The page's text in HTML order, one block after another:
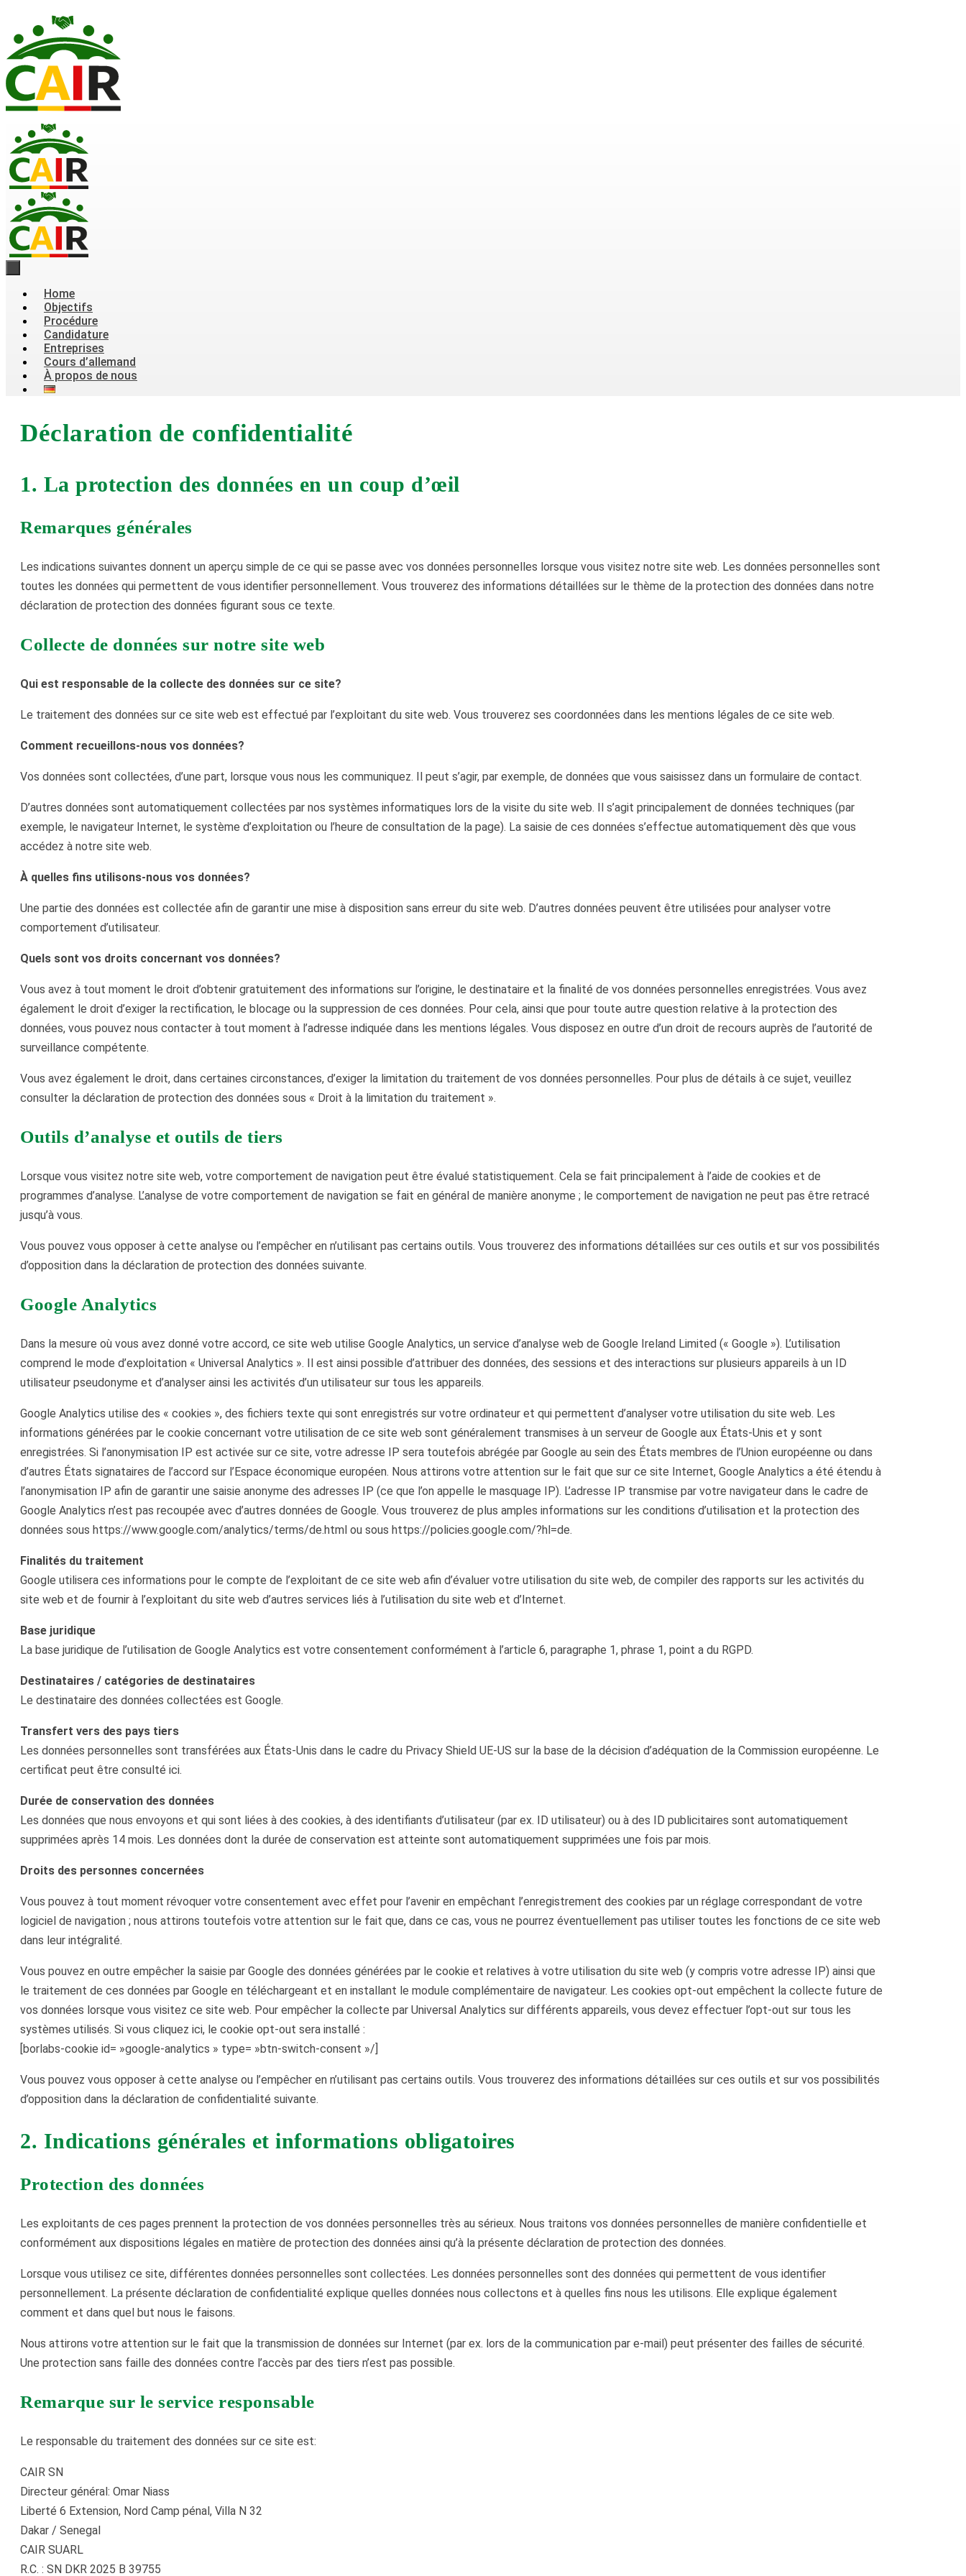
Home
Objectifs
Procédure
Candidature
Entreprises
Cours d’allemand
À propos de nous
Déclaration de confidentialité
1. La protection des données en un coup d’œil
Remarques générales
Les indications suivantes donnent un aperçu simple de ce qui se passe avec vos données personnelles lorsque vous visitez notre site web. Les données personnelles sont
toutes les données qui permettent de vous identifier personnellement. Vous trouverez des informations détaillées sur le thème de la protection des données dans notre
déclaration de protection des données figurant sous ce texte.
Collecte de données sur notre site web
Qui est responsable de la collecte des données sur ce site?
Le traitement des données sur ce site web est effectué par l’exploitant du site web. Vous trouverez ses coordonnées dans les mentions légales de ce site web.
Comment recueillons-nous vos données?
Vos données sont collectées, d’une part, lorsque vous nous les communiquez. Il peut s’agir, par exemple, de données que vous saisissez dans un formulaire de contact.
D’autres données sont automatiquement collectées par nos systèmes informatiques lors de la visite du site web. Il s’agit principalement de données techniques (par
exemple, le navigateur Internet, le système d’exploitation ou l’heure de consultation de la page). La saisie de ces données s’effectue automatiquement dès que vous
accédez à notre site web.
À quelles fins utilisons-nous vos données?
Une partie des données est collectée afin de garantir une mise à disposition sans erreur du site web. D’autres données peuvent être utilisées pour analyser votre
comportement d’utilisateur.
Quels sont vos droits concernant vos données?
Vous avez à tout moment le droit d’obtenir gratuitement des informations sur l’origine, le destinataire et la finalité de vos données personnelles enregistrées. Vous avez
également le droit d’exiger la rectification, le blocage ou la suppression de ces données. Pour cela, ainsi que pour toute autre question relative à la protection des
données, vous pouvez nous contacter à tout moment à l’adresse indiquée dans les mentions légales. Vous disposez en outre d’un droit de recours auprès de l’autorité de
surveillance compétente.
Vous avez également le droit, dans certaines circonstances, d’exiger la limitation du traitement de vos données personnelles. Pour plus de détails à ce sujet, veuillez
consulter la déclaration de protection des données sous « Droit à la limitation du traitement ».
Outils d’analyse et outils de tiers
Lorsque vous visitez notre site web, votre comportement de navigation peut être évalué statistiquement. Cela se fait principalement à l’aide de cookies et de
programmes d’analyse. L’analyse de votre comportement de navigation se fait en général de manière anonyme ; le comportement de navigation ne peut pas être retracé
jusqu’à vous.
Vous pouvez vous opposer à cette analyse ou l’empêcher en n’utilisant pas certains outils. Vous trouverez des informations détaillées sur ces outils et sur vos possibilités
d’opposition dans la déclaration de protection des données suivante.
Google Analytics
Dans la mesure où vous avez donné votre accord, ce site web utilise Google Analytics, un service d’analyse web de Google Ireland Limited (« Google »). L’utilisation
comprend le mode d’exploitation « Universal Analytics ». Il est ainsi possible d’attribuer des données, des sessions et des interactions sur plusieurs appareils à un ID
utilisateur pseudonyme et d’analyser ainsi les activités d’un utilisateur sur tous les appareils.
Google Analytics utilise des « cookies », des fichiers texte qui sont enregistrés sur votre ordinateur et qui permettent d’analyser votre utilisation du site web. Les
informations générées par le cookie concernant votre utilisation de ce site web sont généralement transmises à un serveur de Google aux États-Unis et y sont
enregistrées. Si l’anonymisation IP est activée sur ce site, votre adresse IP sera toutefois abrégée par Google au sein des États membres de l’Union européenne ou dans
d’autres États signataires de l’accord sur l’Espace économique européen. Nous attirons votre attention sur le fait que sur ce site Internet, Google Analytics a été étendu à
l’anonymisation IP afin de garantir une saisie anonyme des adresses IP (ce que l’on appelle le masquage IP). L’adresse IP transmise par votre navigateur dans le cadre de
Google Analytics n’est pas recoupée avec d’autres données de Google. Vous trouverez de plus amples informations sur les conditions d’utilisation et la protection des
données sous https://www.google.com/analytics/terms/de.html ou sous https://policies.google.com/?hl=de.
Finalités du traitement
Google utilisera ces informations pour le compte de l’exploitant de ce site web afin d’évaluer votre utilisation du site web, de compiler des rapports sur les activités du
site web et de fournir à l’exploitant du site web d’autres services liés à l’utilisation du site web et d’Internet.
Base juridique
La base juridique de l’utilisation de Google Analytics est votre consentement conformément à l’article 6, paragraphe 1, phrase 1, point a du RGPD.
Destinataires / catégories de destinataires
Le destinataire des données collectées est Google.
Transfert vers des pays tiers
Les données personnelles sont transférées aux États-Unis dans le cadre du Privacy Shield UE-US sur la base de la décision d’adéquation de la Commission européenne. Le
certificat peut être consulté ici.
Durée de conservation des données
Les données que nous envoyons et qui sont liées à des cookies, à des identifiants d’utilisateur (par ex. ID utilisateur) ou à des ID publicitaires sont automatiquement
supprimées après 14 mois. Les données dont la durée de conservation est atteinte sont automatiquement supprimées une fois par mois.
Droits des personnes concernées
Vous pouvez à tout moment révoquer votre consentement avec effet pour l’avenir en empêchant l’enregistrement des cookies par un réglage correspondant de votre
logiciel de navigation ; nous attirons toutefois votre attention sur le fait que, dans ce cas, vous ne pourrez éventuellement pas utiliser toutes les fonctions de ce site web
dans leur intégralité.
Vous pouvez en outre empêcher la saisie par Google des données générées par le cookie et relatives à votre utilisation du site web (y compris votre adresse IP) ainsi que
le traitement de ces données par Google en téléchargeant et en installant le module complémentaire de navigateur. Les cookies opt-out empêchent la collecte future de
vos données lorsque vous visitez ce site web. Pour empêcher la collecte par Universal Analytics sur différents appareils, vous devez effectuer l’opt-out sur tous les
systèmes utilisés. Si vous cliquez ici, le cookie opt-out sera installé :
[borlabs-cookie id= »google-analytics » type= »btn-switch-consent »/]
Vous pouvez vous opposer à cette analyse ou l’empêcher en n’utilisant pas certains outils. Vous trouverez des informations détaillées sur ces outils et sur vos possibilités
d’opposition dans la déclaration de confidentialité suivante.
2. Indications générales et informations obligatoires
Protection des données
Les exploitants de ces pages prennent la protection de vos données personnelles très au sérieux. Nous traitons vos données personnelles de manière confidentielle et
conformément aux dispositions légales en matière de protection des données ainsi qu’à la présente déclaration de protection des données.
Lorsque vous utilisez ce site, différentes données personnelles sont collectées. Les données personnelles sont des données qui permettent de vous identifier
personnellement. La présente déclaration de confidentialité explique quelles données nous collectons et à quelles fins nous les utilisons. Elle explique également
comment et dans quel but nous le faisons.
Nous attirons votre attention sur le fait que la transmission de données sur Internet (par ex. lors de la communication par e-mail) peut présenter des failles de sécurité.
Une protection sans faille des données contre l’accès par des tiers n’est pas possible.
Remarque sur le service responsable
Le responsable du traitement des données sur ce site est:
CAIR SN
Directeur général: Omar Niass
Liberté 6 Extension, Nord Camp pénal, Villa N 32
Dakar / Senegal
CAIR SUARL
R.C. : SN DKR 2025 B 39755